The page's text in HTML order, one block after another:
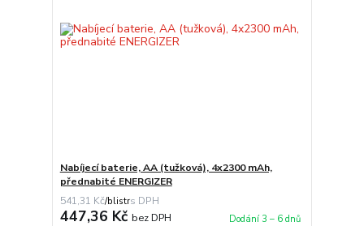
Nabíjecí baterie, AA (tužková), 4x2300 mAh,
přednabité ENERGIZER
541,31 Kč/blistr
447,36 Kč bez DPH Dodání 3 – 6 dnů